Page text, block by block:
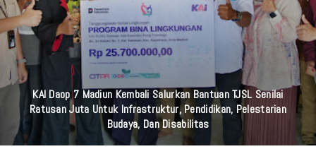
KAI Daop 7 Madiun Kembali Salurkan Bantuan TJSL Senilai
Ratusan Juta Untuk Infrastruktur, Pendidikan, Pelestarian
Budaya, Dan Disabilitas